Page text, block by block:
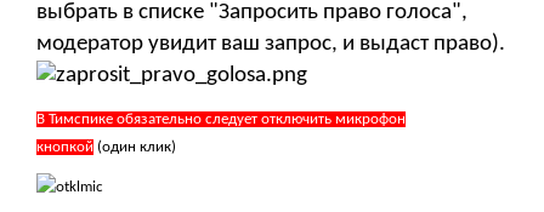
выбрать в списке "Запросить право голоса",
модератор увидит ваш запрос, и выдаст право).
В Тимспике обязательно следует отключить микрофон
кнопкой (один клик)